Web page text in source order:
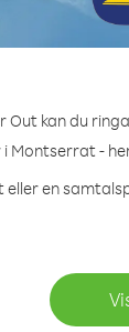
Out kan du
i Montserrat -
eller en